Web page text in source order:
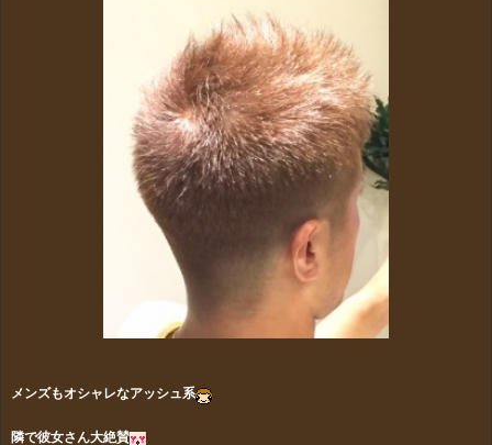
メンズもオシャレなアッシュ系
隣で彼女さん大絶賛